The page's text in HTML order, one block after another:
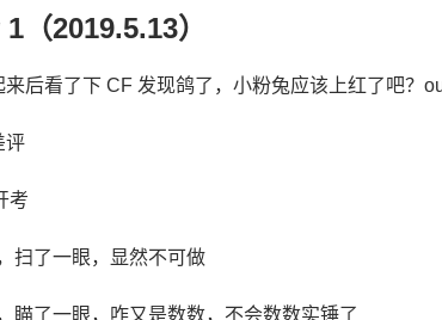
（2019.5.13）
来后看了下 CF 发现鸽了，小粉兔应该上红了吧？
评
考
扫了一眼，显然不可做
瞄了一眼，咋又是数数，不会数数实锤了